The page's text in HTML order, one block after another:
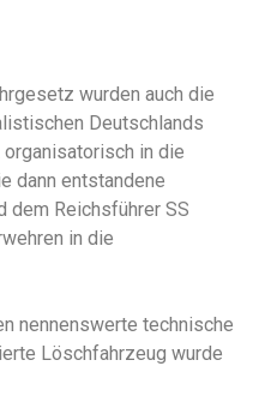
wurden auch die
Deutschlands
in die
dann entstandene
dem Reichsführer SS
in die
nennenswerte technische
Löschfahrzeug wurde